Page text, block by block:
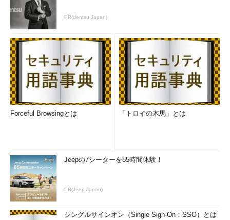
PR(dentsu Japan)
Forceful Browsingとは 「トロイの木馬」とは
Jeepの7シーターを85時間体験！
PR(Jeep Japan)
シングルサインオン（Single Sign-On：SSO）とは